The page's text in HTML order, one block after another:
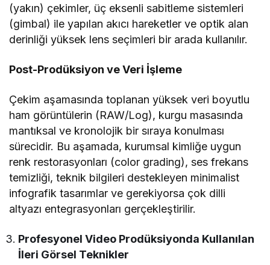
(yakın) çekimler, üç eksenli sabitleme sistemleri
(gimbal) ile yapılan akıcı hareketler ve optik alan
derinliği yüksek lens seçimleri bir arada kullanılır.
Post-Prodüksiyon ve Veri İşleme
Çekim aşamasında toplanan yüksek veri boyutlu
ham görüntülerin (RAW/Log), kurgu masasında
mantıksal ve kronolojik bir sıraya konulması
sürecidir. Bu aşamada, kurumsal kimliğe uygun
renk restorasyonları (color grading), ses frekans
temizliği, teknik bilgileri destekleyen minimalist
infografik tasarımlar ve gerekiyorsa çok dilli
altyazı entegrasyonları gerçekleştirilir.
Profesyonel Video Prodüksiyonda Kullanılan
İleri Görsel Teknikler